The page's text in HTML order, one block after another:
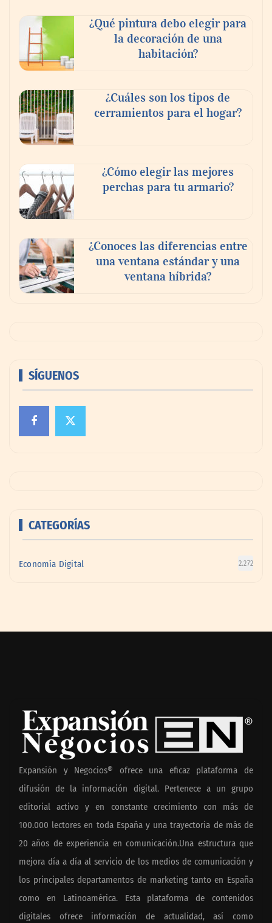
¿Qué pintura debo elegir para
la decoración de una
habitación?
¿Cuáles son los tipos de
cerramientos para el hogar?
¿Cómo elegir las mejores
perchas para tu armario?
¿Conoces las diferencias entre
una ventana estándar y una
ventana híbrida?
SÍGUENOS
CATEGORÍAS
Economía Digital 2.272
Expansión y Negocios® ofrece una eficaz plataforma de
difusión de la información digital. Pertenece a un grupo
editorial activo y en constante crecimiento con más de
100.000 lectores en toda España y una trayectoria de más de
20 años de experiencia en comunicación.Una estructura que
mejora día a día al servicio de los medios de comunicación y
los principales departamentos de marketing tanto en España
como en Latinoamérica. Esta plataforma de contenidos
digitales ofrece información de actualidad, así como